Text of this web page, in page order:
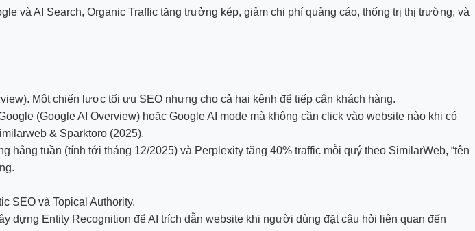
và AI Search, Organic Traffic tăng trưởng kép, giảm chi phí quảng cáo, thống trị thị trường, và
Một chiến lược tối ưu SEO nhưng cho cả hai kênh để tiếp cận khách hàng.
(Google AI Overview) hoặc Google AI mode mà không cần click vào website nào khi có
& Sparktoro (2025),
tuần (tính tới tháng 12/2025) và Perplexity tăng 40% traffic mỗi quý theo SimilarWeb, “tên
SEO và Topical Authority.
dựng Entity Recognition để AI trích dẫn website khi người dùng đặt câu hỏi liên quan đến